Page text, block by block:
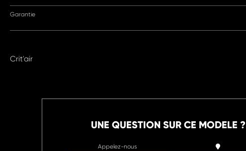
Garantie
Crit'air
UNE QUESTION SUR CE MODELE ?
Appelez-nous